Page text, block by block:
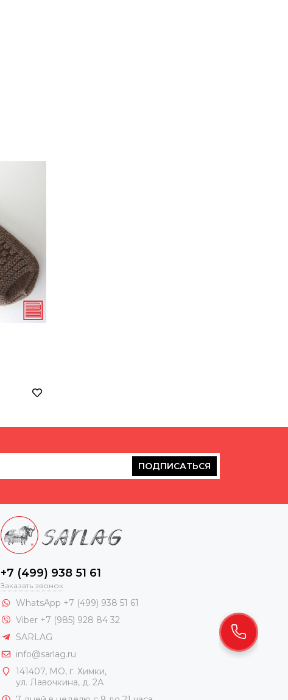
ПОДПИСАТЬСЯ
+7 (499) 938 51 61
Заказать звонок
WhatsApp +7 (499) 938 51 61
Viber +7 (985) 928 84 32
SARLAG
info@sarlag.ru
141407, МО, г. Химки,
ул. Лавочкина, д. 2А